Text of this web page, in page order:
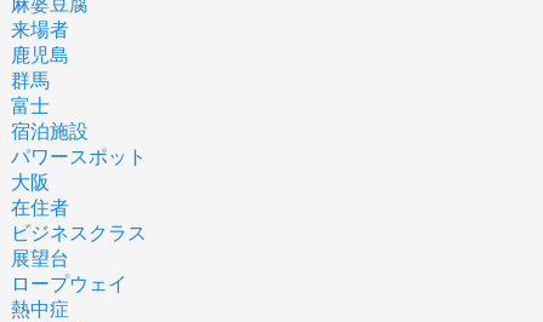
麻婆豆腐
来場者
鹿児島
群馬
富士
宿泊施設
パワースポット
大阪
在住者
ビジネスクラス
展望台
ロープウェイ
熱中症